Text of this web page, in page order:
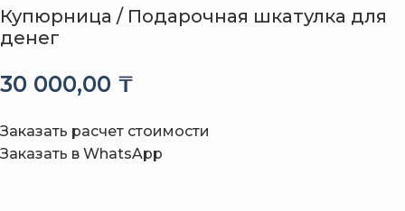
Купюрница / Подарочная шкатулка для
денег
30 000,00 ₸
Заказать расчет стоимости
Заказать в WhatsApp